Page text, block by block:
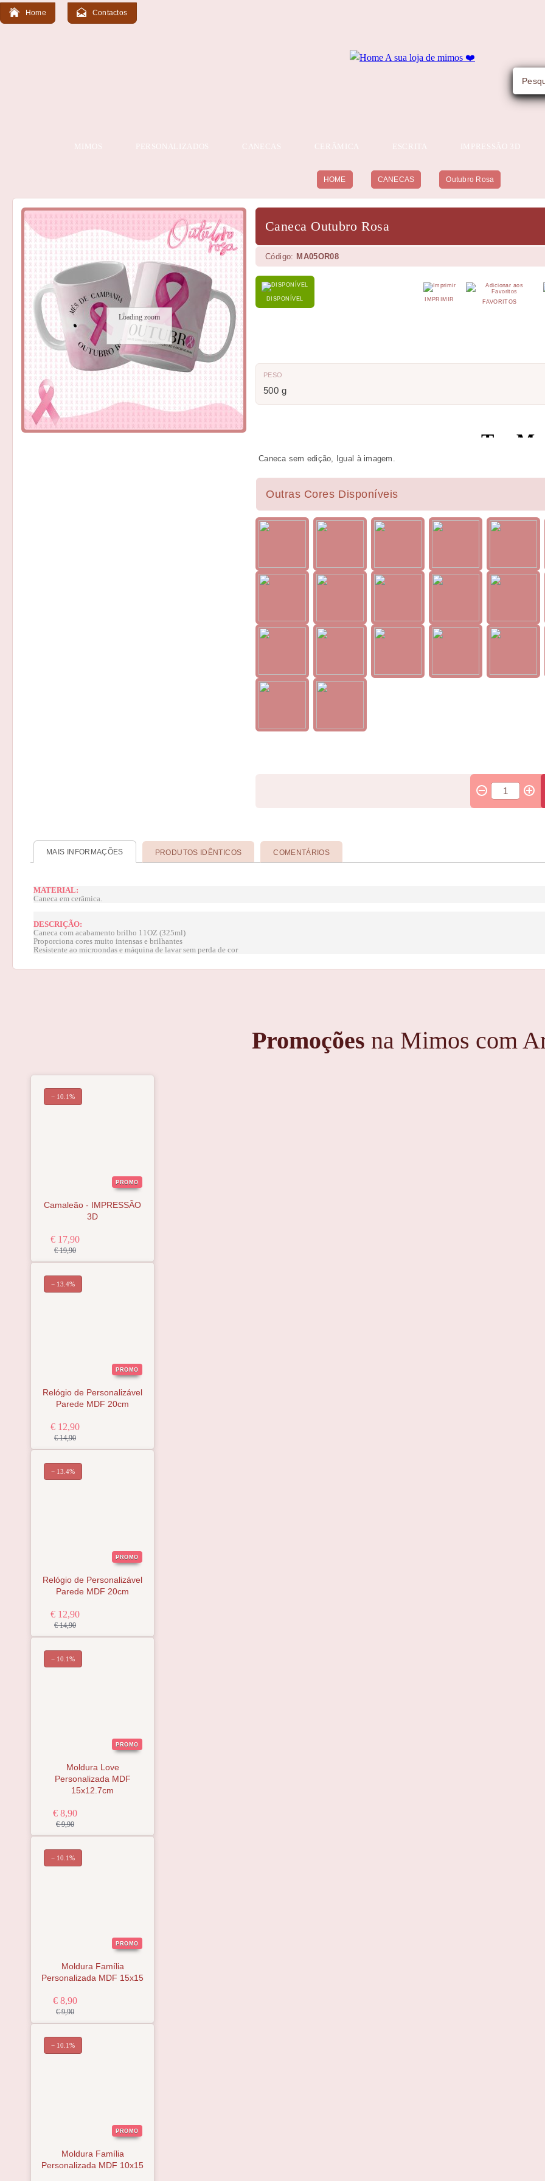
Home Contactos
MIMOS PERSONALIZADOS CANECAS CERÂMICA ESCRITA IMPRESSÃO 3D
HOME CANECAS Outubro Rosa
Loading zoom
Caneca Outubro Rosa
Código: MA05OR08
DISPONÍVEL FAVORITOS
IMPRIMIR
PESO
500 g
Caneca sem edição, Igual à imagem.
Outras Cores Disponíveis
MAIS INFORMAÇÕES PRODUTOS IDÊNTICOS COMENTÁRIOS
MATERIAL:
Caneca em cerâmica.
DESCRIÇÃO:
Caneca com acabamento brilho 11OZ (325ml)
Proporciona cores muito intensas e brilhantes
Resistente ao microondas e máquina de lavar sem perda de cor
Promoções na Mimos com
PROMO
Camaleão - IMPRESSÃO
3D
€ 17,90
€ 19,90
− 10.1%
PROMO
Relógio de Personalizável
Parede MDF 20cm
€ 12,90
€ 14,90
− 13.4%
PROMO
Relógio de Personalizável
Parede MDF 20cm
€ 12,90
€ 14,90
− 13.4%
PROMO
Moldura Love
Personalizada MDF
15x12.7cm
€ 8,90
€ 9,90
− 10.1%
PROMO
Moldura Família
Personalizada MDF 15x15
€ 8,90
€ 9,90
− 10.1%
PROMO
Moldura Família
Personalizada MDF 10x15
− 10.1%